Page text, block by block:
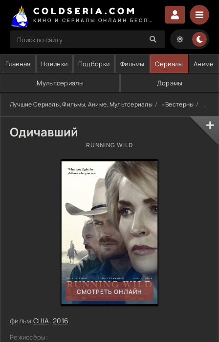
COLDSERIA.COM
Главная Новинки Подборки Фильмы Сериалы Аниме
Мультсериалы Дорамы
Лучшие Сериалы, Фильмы, Аниме, Мультсериалы »Вестерны
Одичавший
RUNNING WILD
СМОТРЕТЬ ОНЛАЙН
фильм США,2016
Режиссёры: